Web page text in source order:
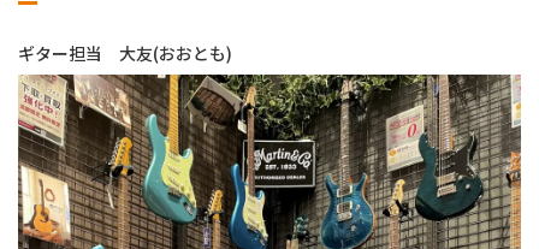
ギター担当 大友(おおとも)